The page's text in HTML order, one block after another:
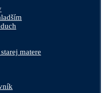
matere